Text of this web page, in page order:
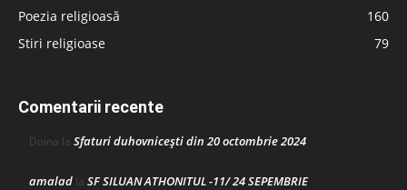
Poezia religioasă
160
Stiri religioase
79
Comentarii recente
Doina la Sfaturi duhovnicești din 20 octombrie 2024
amalad la SF SILUAN ATHONITUL -11/ 24 SEPEMBRIE